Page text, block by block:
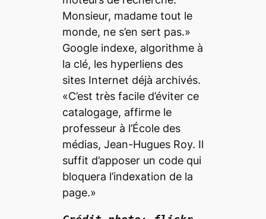
Monsieur, madame tout le
monde, ne s’en sert pas.»
Google indexe, algorithme à
la clé, les hyperliens des
sites Internet déjà archivés.
«C’est très facile d’éviter ce
catalogage, affirme le
professeur à l’École des
médias, Jean-Hugues Roy. Il
suffit d’apposer un code qui
bloquera l’indexation de la
page.»